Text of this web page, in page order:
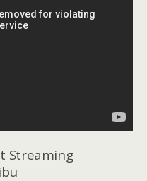
Streaming